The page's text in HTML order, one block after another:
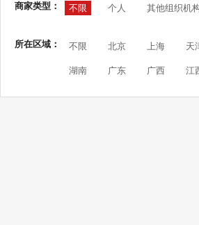
商家类型： 不限 个人 其他组织机
所在区域： 不限 北京 上海 天
湖南 广东 广西 江